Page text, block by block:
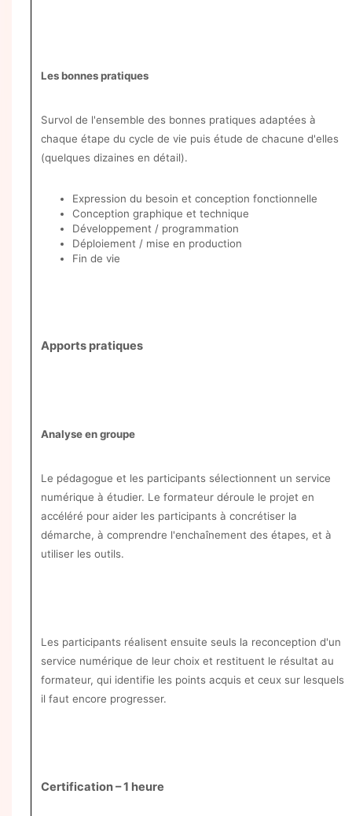
Les bonnes pratiques
Survol de l'ensemble des bonnes pratiques adaptées à
chaque étape du cycle de vie puis étude de chacune d'elles
(quelques dizaines en détail).
Expression du besoin et conception fonctionnelle
Conception graphique et technique
Développement / programmation
Déploiement / mise en production
Fin de vie
Apports pratiques
Analyse en groupe
Le pédagogue et les participants sélectionnent un service
numérique à étudier. Le formateur déroule le projet en
accéléré pour aider les participants à concrétiser la
démarche, à comprendre l'enchaînement des étapes, et à
utiliser les outils.
Les participants réalisent ensuite seuls la reconception d'un
service numérique de leur choix et restituent le résultat au
formateur, qui identifie les points acquis et ceux sur lesquels
il faut encore progresser.
Certification – 1 heure